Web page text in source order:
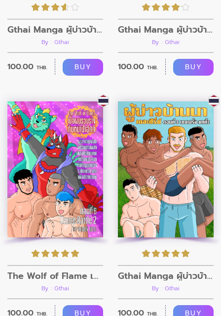
Gthai Manga ผู้บ่าวบ้านนา ตอนที่6
By : Gthai
100.00 THB. BUY
Gthai Manga ผู้บ่าวบ้านนา ตอนที่5
By : Gthai
100.00 THB. BUY
The Wolf of Flame เมื่อผมรวมร่างกับหมาป่าอัคคี ตอนที่6
By : Gthai
100.00 THB. BUY
Gthai Manga ผู้บ่าวบ้านนา ตอนที่4
By : Gthai
100.00 THB. BUY